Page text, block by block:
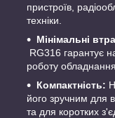
пристроїв,
техніки.
Мінімальні
RG316 гарантує
роботу обладнання.
Компактність:
його зручним для
та для коротких